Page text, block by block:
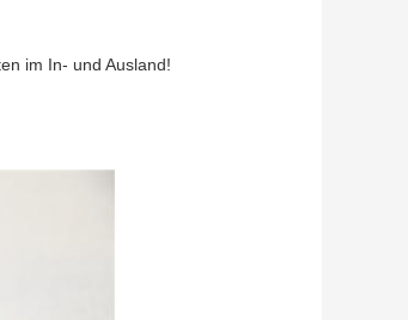
im In- und Ausland!